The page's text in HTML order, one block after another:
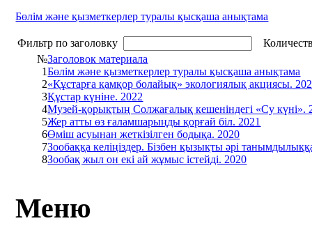
Бөлім және қызметкерлер туралы қысқаша анықтама
Фильтр по заголовку
№Заголовок материала
1Бөлім және қызметкерлер туралы қысқаша анықтама
2«Құстарға қамқор болайық» экологиялық акциясы.
3Құстар күніне. 2022
4Музей-қорықтың Солжағалық кешеніндегі «Су күні».
5Жер атты өз ғаламшарыңды қорғай біл. 2021
6Өміш асуынан жеткізілген бодықа. 2020
7Зообаққа келіңіздер. Бізбен қызықты әрі
8Зообақ жыл он екі ай жұмыс істейді. 2020
Меню